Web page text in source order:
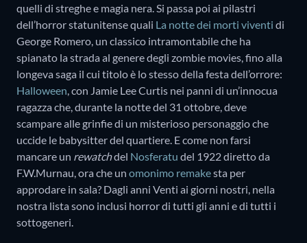
quelli di streghe e magia nera. Si passa poi ai pilastri
dell’horror statunitense quali La notte dei morti viventi di
George Romero, un classico intramontabile che ha
spianato la strada al genere degli zombie movies, fino alla
longeva saga il cui titolo è lo stesso della festa dell’orrore:
Halloween , con Jamie Lee Curtis nei panni di un’innocua
ragazza che, durante la notte del 31 ottobre, deve
scampare alle grinfie di un misterioso personaggio che
uccide le babysitter del quartiere. E come non farsi
mancare un rewatchdel Nosferatu del 1922 diretto da
F.W.Murnau, ora che un omonimo remakesta per
approdare in sala? Dagli anni Venti ai giorni nostri, nella
nostra lista sono inclusi horror di tutti gli anni e di tutti i
sottogeneri.